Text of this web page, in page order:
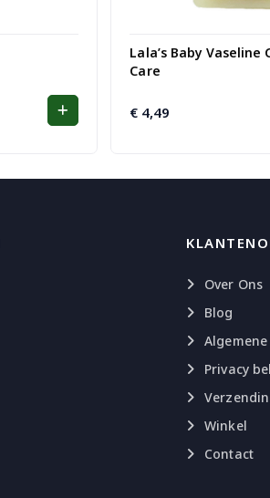
Lala’s Baby Vaseline
Care
€ 4,49
Over Ons
Blog
Privacy
Winkel
Contact